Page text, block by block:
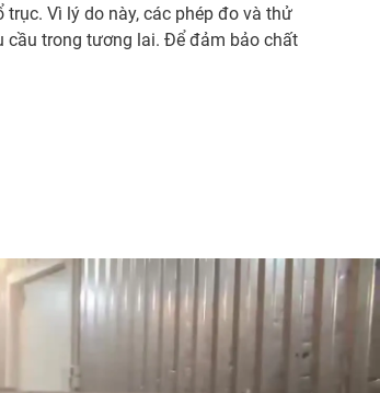
Vì lý do này, các phép đo và thử
cầu trong tương lai. Để đảm bảo chất